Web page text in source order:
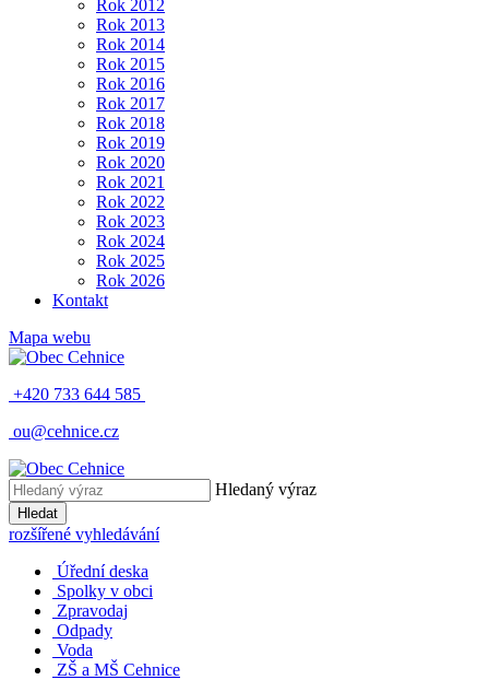
Rok 2012
Rok 2013
Rok 2014
Rok 2015
Rok 2016
Rok 2017
Rok 2018
Rok 2019
Rok 2020
Rok 2021
Rok 2022
Rok 2023
Rok 2024
Rok 2025
Rok 2026
Kontakt
Mapa webu
+420 733 644 585
ou@cehnice.cz
Hledaný výraz
Hledat
rozšířené vyhledávání
Úřední deska
Spolky v obci
Zpravodaj
Odpady
Voda
ZŠ a MŠ Cehnice